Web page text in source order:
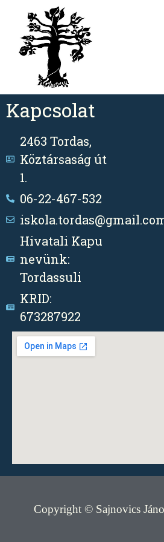
Kapcsolat
2463 Tordas,
Köztársaság út
1.
06-22-467-532
Hivatali Kapu
nevünk:
Tordassuli
KRID:
673287922
Copyright © Sajnovics